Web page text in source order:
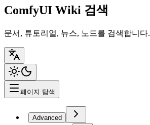
ComfyUI Wiki 검색
문서, 튜토리얼, 뉴스, 노드를 검색합니다.
페이지 탐색
Advanced